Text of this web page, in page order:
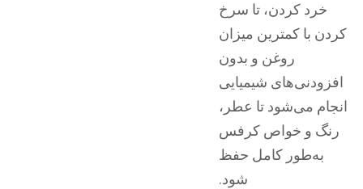
خرد کردن، تا سرخ
کردن با کمترین میزان
روغن و بدون
افزودنی‌های شیمیایی
انجام می‌شود تا عطر،
رنگ و خواص کرفس
به‌طور کامل حفظ
شود.